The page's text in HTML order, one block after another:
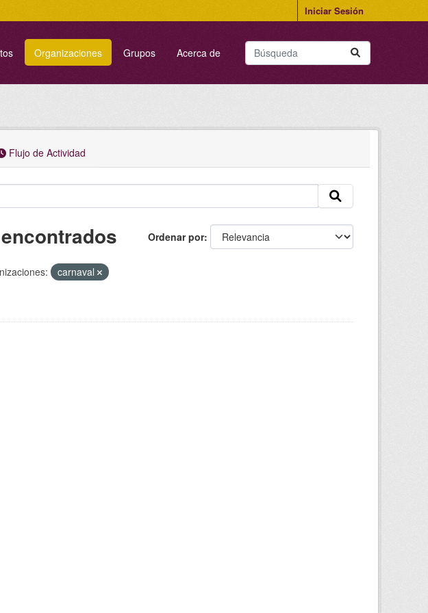
Iniciar Sesión
Organizaciones Grupos Acerca de
Flujo de Actividad
Ordenar por
carnaval